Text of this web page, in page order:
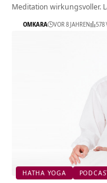
Meditation wirkungsvoller.
OMKARA VOR 8 JAHREN 578
HATHA YOGA